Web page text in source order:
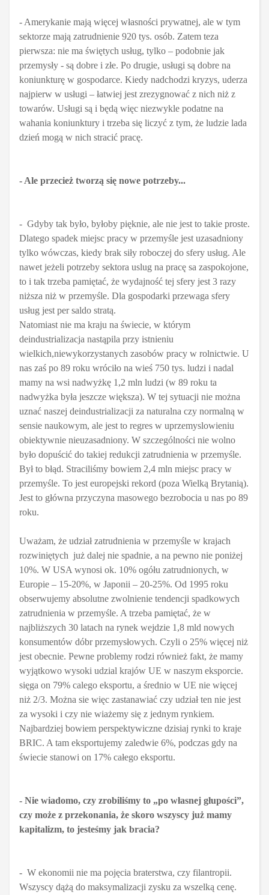
- Amerykanie mają więcej własności prywatnej, ale w tym
sektorze mają zatrudnienie 920 tys. osób. Zatem teza
pierwsza: nie ma świętych usług, tylko – podobnie jak
przemysły - są dobre i złe. Po drugie, usługi są dobre na
koniunkturę w gospodarce. Kiedy nadchodzi kryzys, uderza
najpierw w usługi – łatwiej jest zrezygnować z nich niż z
towarów. Usługi są i będą więc niezwykle podatne na
wahania koniunktury i trzeba się liczyć z tym, że ludzie lada
dzień mogą w nich stracić pracę.
- Ale przecież tworzą się nowe potrzeby...
- Gdyby tak było, byłoby pięknie, ale nie jest to takie proste.
Dlatego spadek miejsc pracy w przemyśle jest uzasadniony
tylko wówczas, kiedy brak siły roboczej do sfery usług. Ale
nawet jeżeli potrzeby sektora uslug na pracę sa zaspokojone,
to i tak trzeba pamiętać, że wydajność tej sfery jest 3 razy
niższa niż w przemyśle. Dla gospodarki przewaga sfery
usług jest per saldo stratą.
Natomiast nie ma kraju na świecie, w którym
deindustrializacja nastąpila przy istnieniu
wielkich,niewykorzystanych zasobów pracy w rolnictwie. U
nas zaś po 89 roku wróciło na wieś 750 tys. ludzi i nadal
mamy na wsi nadwyżkę 1,2 mln ludzi (w 89 roku ta
nadwyżka była jeszcze większa). W tej sytuacji nie można
uznać naszej deindustrializacji za naturalna czy normalną w
sensie naukowym, ale jest to regres w uprzemyslowieniu
obiektywnie nieuzasadniony. W szczególności nie wolno
było dopuścić do takiej redukcji zatrudnienia w przemyśle.
Był to błąd. Straciliśmy bowiem 2,4 mln miejsc pracy w
przemyśle. To jest europejski rekord (poza Wielką Brytanią).
Jest to główna przyczyna masowego bezrobocia u nas po 89
roku.
Uważam, że udział zatrudnienia w przemyśle w krajach
rozwiniętych już dalej nie spadnie, a na pewno nie poniżej
10%. W USA wynosi ok. 10% ogółu zatrudnionych, w
Europie – 15-20%, w Japonii – 20-25%. Od 1995 roku
obserwujemy absolutne zwolnienie tendencji spadkowych
zatrudnienia w przemyśle. A trzeba pamiętać, że w
najbliższych 30 latach na rynek wejdzie 1,8 mld nowych
konsumentów dóbr przemysłowych. Czyli o 25% więcej niż
jest obecnie. Pewne problemy rodzi również fakt, że mamy
wyjątkowo wysoki udzial krajów UE w naszym eksporcie.
sięga on 79% calego eksportu, a średnio w UE nie więcej
niż 2/3. Można sie więc zastanawiać czy udział ten nie jest
za wysoki i czy nie wiażemy się z jednym rynkiem.
Najbardziej bowiem perspektywiczne dzisiaj rynki to kraje
BRIC. A tam eksportujemy zaledwie 6%, podczas gdy na
świecie stanowi on 17% całego eksportu.
- Nie wiadomo, czy zrobiliśmy to „po własnej głupości”,
czy może z przekonania, że skoro wszyscy już mamy
kapitalizm, to jesteśmy jak bracia?
- W ekonomii nie ma pojęcia braterstwa, czy filantropii.
Wszyscy dążą do maksymalizacji zysku za wszelką cenę.